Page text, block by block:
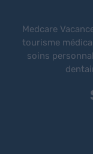
Medcare
tourisme
soins